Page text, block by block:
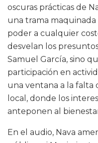
oscuras prácticas de
una trama
poder a cualquier
desvelan los
Samuel García, sino
participación en
una ventana a la falta
local, donde los
anteponen al
En el audio, Nava